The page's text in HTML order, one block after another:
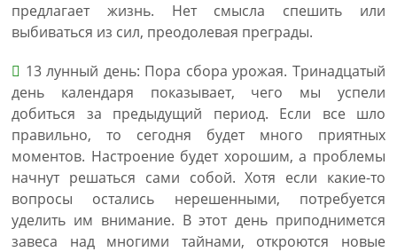
предлагает жизнь. Нет смысла спешить или
выбиваться из сил, преодолевая преграды.
13 лунный день: Пора сбора урожая. Тринадцатый
день календаря показывает, чего мы успели
добиться за предыдущий период. Если все шло
правильно, то сегодня будет много приятных
моментов. Настроение будет хорошим, а проблемы
начнут решаться сами собой. Хотя если какие-то
вопросы остались нерешенными, потребуется
уделить им внимание. В этот день приподнимется
завеса над многими тайнами, откроются новые